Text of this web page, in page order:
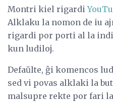
Montri kiel rigardi
Alklaku la nomon de iu
rigardi por porti al la
kun ludiloj.
Defaŭlte, ĝi komencos
sed vi povas alklaki la
malsupre rekte por fari